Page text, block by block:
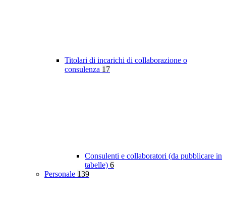
Titolari di incarichi di collaborazione o
consulenza 17
Consulenti e collaboratori (da pubblicare in
tabelle) 6
Personale 139